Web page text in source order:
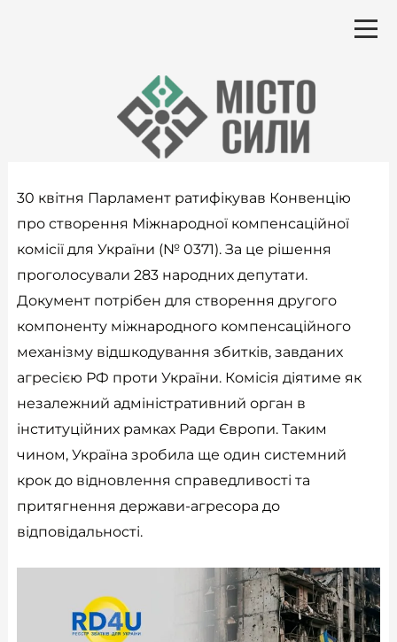
30 квітня Парламент ратифікував Конвенцію
про створення Міжнародної компенсаційної
комісії для України (№ 0371). За це рішення
проголосували 283 народних депутати.
Документ потрібен для створення другого
компоненту міжнародного компенсаційного
механізму відшкодування збитків, завданих
агресією РФ проти України. Комісія діятиме як
незалежний адміністративний орган в
інституційних рамках Ради Європи. Таким
чином, Україна зробила ще один системний
крок до відновлення справедливості та
притягнення держави-агресора до
відповідальності.